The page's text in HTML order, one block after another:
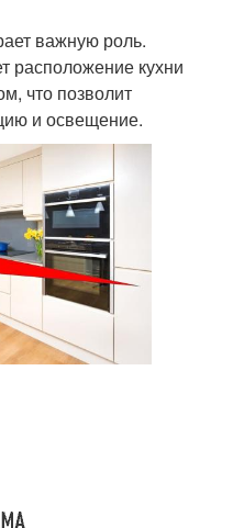
важную роль.
расположение кухни
что позволит
и освещение.